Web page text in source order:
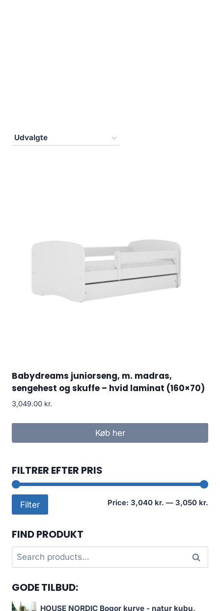
Babydreams juniorseng, m. madras,
sengehest og skuffe – hvid laminat (160×70)
3,049.00 kr.
Køb her
FILTRER EFTER PRIS
Filter Price: 3,040 kr. — 3,050 kr.
FIND PRODUKT
Search
for:
Search
GODE TILBUD:
HOUSE NORDIC Bogor kurve - natur kubu,